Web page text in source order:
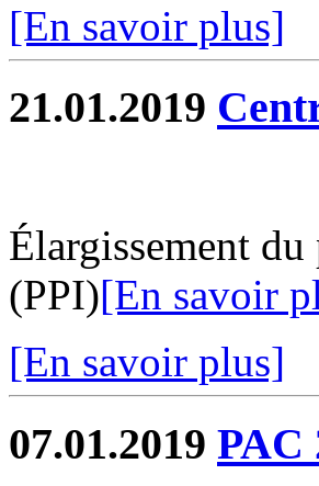
[En savoir plus]
21.01.2019
Élargissement
(PPI)[En savoir
[En savoir plus]
07.01.2019 PAC